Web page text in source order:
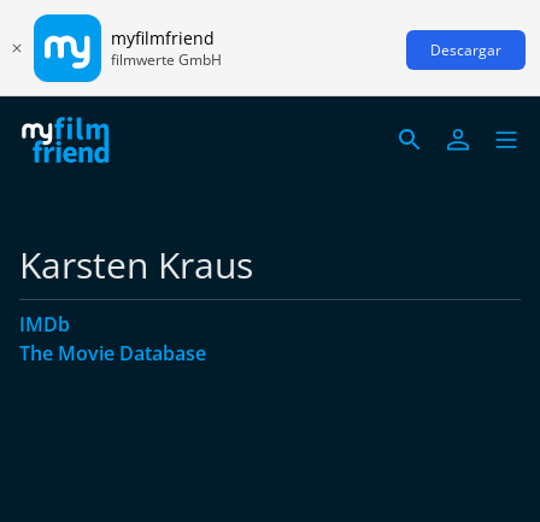
myfilmfriend
filmwerte GmbH Descargar
Karsten Kraus
IMDb
The Movie Database